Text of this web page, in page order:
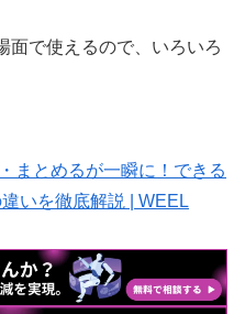
面で使えるので、いろいろ
まとめるが一瞬に！できる
いを徹底解説 | WEEL